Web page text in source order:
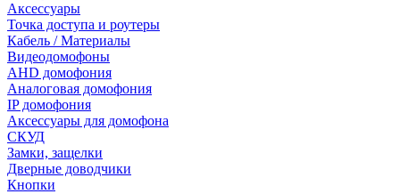
Аксессуары
Точка доступа и роутеры
Кабель / Материалы
Видеодомофоны
AHD домофония
Аналоговая домофония
IP домофония
Аксессуары для домофона
СКУД
Замки, защелки
Дверные доводчики
Кнопки